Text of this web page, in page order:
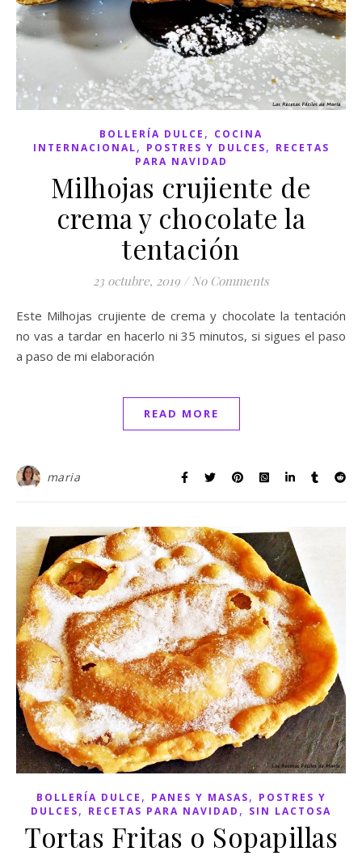
BOLLERÍA DULCE , COCINA
INTERNACIONAL, POSTRES Y DULCES, RECETAS
PARA NAVIDAD
Milhojas crujiente de
crema y chocolate la
tentación
23 octubre, 2019 / No Comments
Este Milhojas crujiente de crema y chocolate la tentación
no vas a tardar en hacerlo ni 35 minutos, si sigues el paso
a paso de mi elaboración
READ MORE
maria
BOLLERÍA DULCE , PANES Y MASAS, POSTRES Y
DULCES, RECETAS PARA NAVIDAD , SIN LACTOSA
Tortas Fritas o Sopapillas